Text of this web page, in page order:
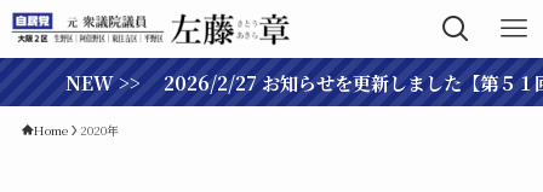
NEW >> 2026/2/27 お知らせを更新しました【第５１回
Home 2020年